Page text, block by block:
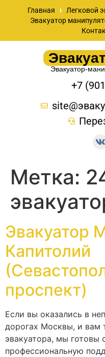
Главная Легковой
Эвакуатор
Эвакуатор-
+7
Метка:
Эвакуатор
Капитолий
проспект)
Если вы оказались в
дорогах Москвы, и вам
эвакуатора, мы готовы
профессиональную